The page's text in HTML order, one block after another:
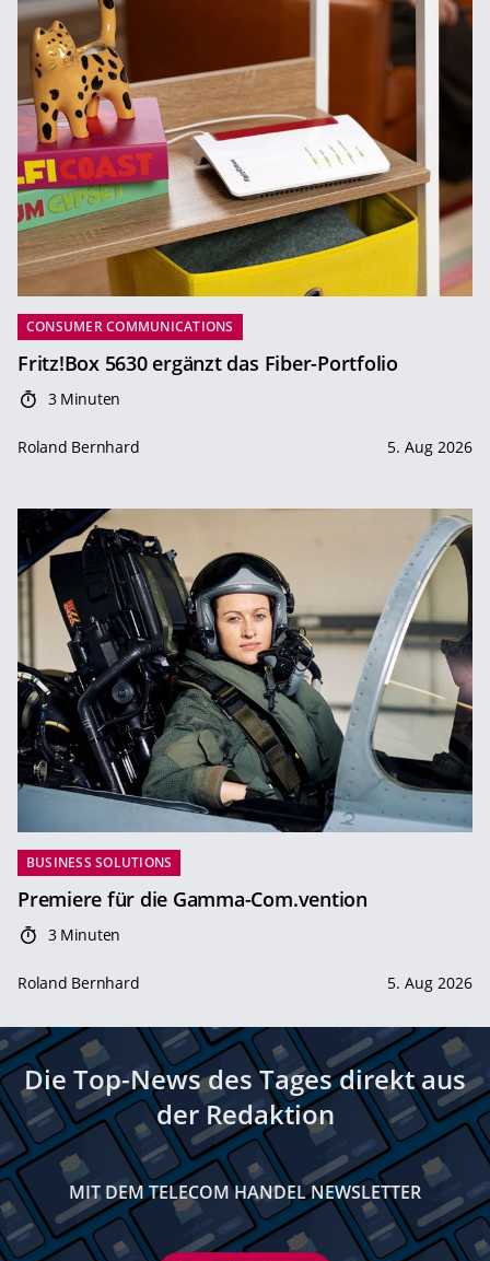
CONSUMER COMMUNICATIONS
Fritz!Box 5630 ergänzt das Fiber-Portfolio
3 Minuten
Roland Bernhard 5. Aug 2026
BUSINESS SOLUTIONS
Premiere für die Gamma-Com.vention
3 Minuten
Roland Bernhard 5. Aug 2026
Die Top-News des Tages direkt aus
der Redaktion
MIT DEM TELECOM HANDEL NEWSLETTER